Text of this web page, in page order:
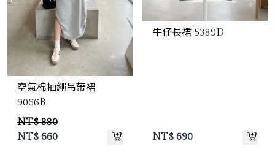
空氣棉抽繩吊帶裙
9066B
NT$ 880
NT$ 660
牛仔長裙 5389D
NT$ 690